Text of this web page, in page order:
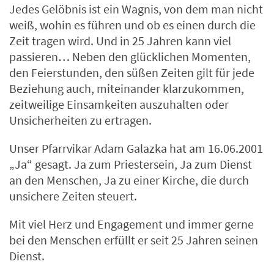
Jedes Gelöbnis ist ein Wagnis, von dem man nicht
weiß, wohin es führen und ob es einen durch die
Zeit tragen wird. Und in 25 Jahren kann viel
passieren… Neben den glücklichen Momenten,
den Feierstunden, den süßen Zeiten gilt für jede
Beziehung auch, miteinander klarzukommen,
zeitweilige Einsamkeiten auszuhalten oder
Unsicherheiten zu ertragen.
Unser Pfarrvikar Adam Galazka hat am 16.06.2001
„Ja“ gesagt. Ja zum Priestersein, Ja zum Dienst
an den Menschen, Ja zu einer Kirche, die durch
unsichere Zeiten steuert.
Mit viel Herz und Engagement und immer gerne
bei den Menschen erfüllt er seit 25 Jahren seinen
Dienst.